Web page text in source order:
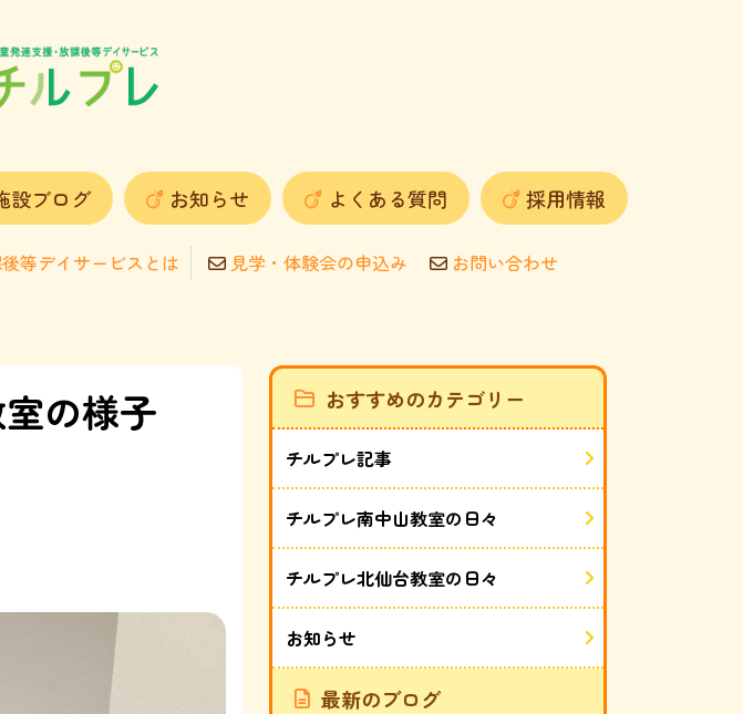
設ブログ お知らせ よくある質問 採用情報
等デイサービスとは 見学・体験会の申込み お問い合わせ
の様子 おすすめのカテゴリー
チルプレ記事
チルプレ南中山教室の日々
チルプレ北仙台教室の日々
お知らせ
最新のブログ